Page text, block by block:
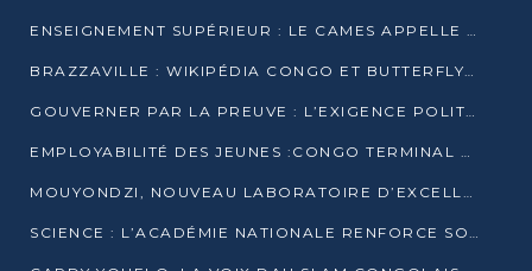
ENSEIGNEMENT SUPÉRIEUR : LE CAMES APPELLE À UNE UNIVERSITÉ AFRICAINE AXÉE SUR L’EMPLOYABILITÉ
BRAZZAVILLE : WIKIPÉDIA CONGO ET BUTTERFLY SCELLENT UN PARTENARIAT POUR STRUCTURER LE BÉNÉVOLAT NUMÉRIQUE
GOUVERNER PAR LA PREUVE : L’EXIGENCE POLITIQUE DU XXIᵉ SIÈCLE
EMPLOYABILITÉ DES JEUNES :CONGO TERMINAL S’ALLIE À L’ESCIC POUR RAPPROCHER L’ÉCOLE DU TERRAIN
MOUYONDZI, NOUVEAU LABORATOIRE D’EXCELLENCE PÉDAGOGIQUE AVEC L’ENFICE
SCIENCE : L’ACADÉMIE NATIONALE RENFORCE SON ÉQUIPE ET TRACE SA FEUILLE DE ROUTE 2026